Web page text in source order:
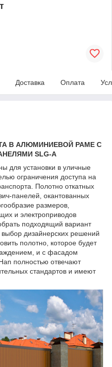
Доставка Оплата
В АЛЮМИНИЕВОЙ РАМЕ С
SLG-A
для установки в уличные
ограничения доступа на
Полотно откатных
панелей, окантованных
размеров,
и электроприводов
подходящий вариант
дизайнерских решений
полотно, которое будет
и с фасадом
полностью отвечают
стандартов и имеют